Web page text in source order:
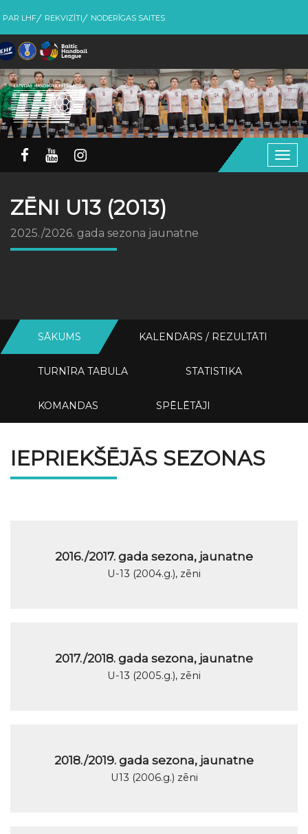
PAR LHF REKVIZĪTI NODERĪGAS SAITES
ZĒNI U13 (2013)
2025./2026. gada sezona jaunatne
SĀKUMS KALENDĀRS / REZULTĀTI
TURNĪRA TABULA STATISTIKA
KOMANDAS SPĒLĒTĀJI
IEPRIEKŠĒJĀS SEZONAS
2016./2017. gada sezona, jaunatne
U-13 (2004.g.), zēni
2017./2018. gada sezona, jaunatne
U-13 (2005.g.), zēni
2018./2019. gada sezona, jaunatne
U13 (2006.g.) zēni